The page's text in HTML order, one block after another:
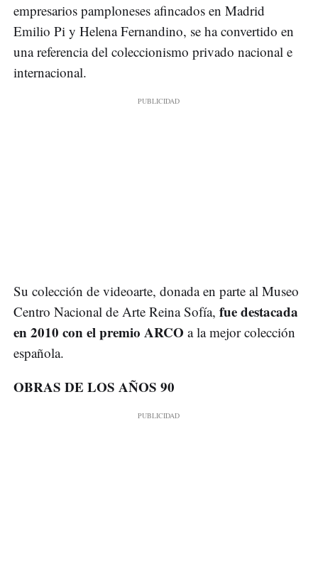
empresarios pamploneses afincados en Madrid
Emilio Pi y Helena Fernandino, se ha convertido en
una referencia del coleccionismo privado nacional e
internacional.
Su colección de videoarte, donada en parte al Museo
Centro Nacional de Arte Reina Sofía, fue destacada
en 2010 con el premio ARCO a la mejor colección
española.
OBRAS DE LOS AÑOS 90